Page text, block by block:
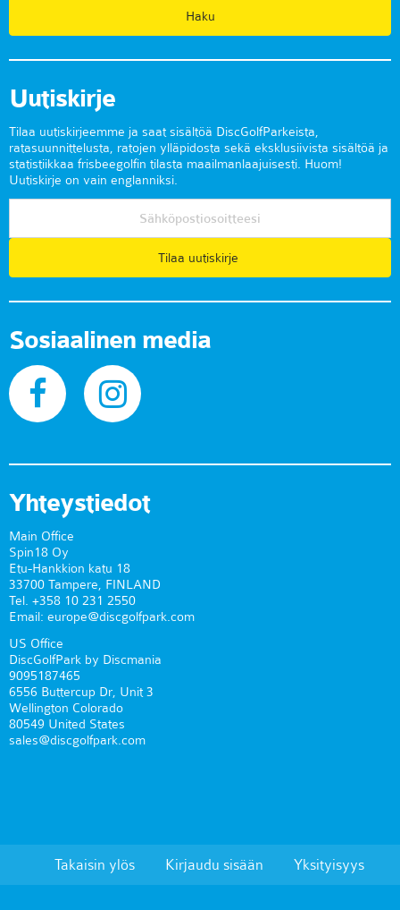
Uutiskirje
Tilaa uutiskirjeemme ja saat sisältöä DiscGolfParkeista,
ratasuunnittelusta, ratojen ylläpidosta sekä eksklusiivista sisältöä ja
statistiikkaa frisbeegolfin tilasta maailmanlaajuisesti. Huom!
Uutiskirje on vain englanniksi.
Tilaa uutiskirje
Sosiaalinen media
Yhteystiedot
Main Office
Spin18 Oy
Etu-Hankkion katu 18
33700 Tampere, FINLAND
Tel. +358 10 231 2550
Email: europe@discgolfpark.com
US Office
DiscGolfPark by Discmania
9095187465
6556 Buttercup Dr, Unit 3
Wellington Colorado
80549 United States
sales@discgolfpark.com
Takaisin ylös Kirjaudu sisään Yksityisyys